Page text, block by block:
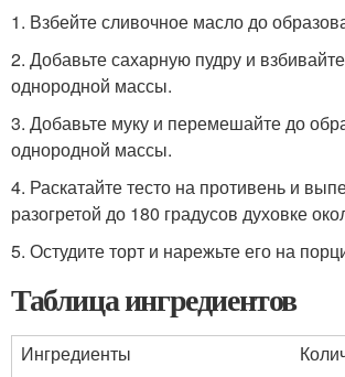
1. Взбейте сливочное масло до
2. Добавьте сахарную пудру и
однородной массы.
3. Добавьте муку и перемешайте до
однородной массы.
4. Раскатайте тесто на противень и
разогретой до 180 градусов духовке
5. Остудите торт и нарежьте его на
Таблица ингредиентов
Ингредиенты